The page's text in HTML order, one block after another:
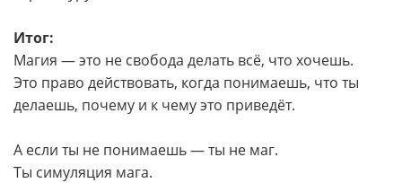
Итог:
Магия — это не свобода делать всё, что хочешь.
Это право действовать, когда понимаешь, что ты
делаешь, почему и к чему это приведёт.
А если ты не понимаешь — ты не маг.
Ты симуляция мага.